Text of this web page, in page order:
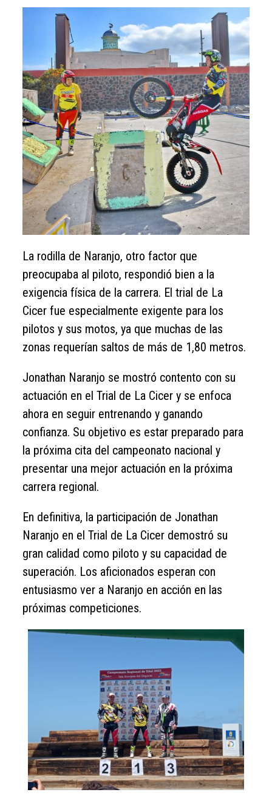
La rodilla de Naranjo, otro factor que
preocupaba al piloto, respondió bien a la
exigencia física de la carrera. El trial de La
Cicer fue especialmente exigente para los
pilotos y sus motos, ya que muchas de las
zonas requerían saltos de más de 1,80 metros.
Jonathan Naranjo se mostró contento con su
actuación en el Trial de La Cicer y se enfoca
ahora en seguir entrenando y ganando
confianza. Su objetivo es estar preparado para
la próxima cita del campeonato nacional y
presentar una mejor actuación en la próxima
carrera regional.
En definitiva, la participación de Jonathan
Naranjo en el Trial de La Cicer demostró su
gran calidad como piloto y su capacidad de
superación. Los aficionados esperan con
entusiasmo ver a Naranjo en acción en las
próximas competiciones.